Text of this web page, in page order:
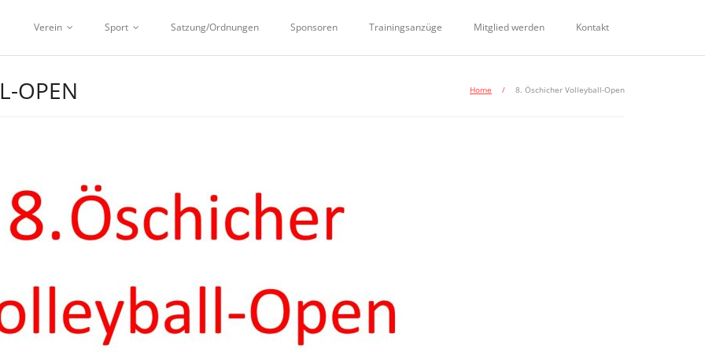
Verein Sport Satzung/Ordnungen Sponsoren Trainingsanzüge Mitglied werden Kontakt
OPEN Home / 8. Öschicher Volleyball-Open